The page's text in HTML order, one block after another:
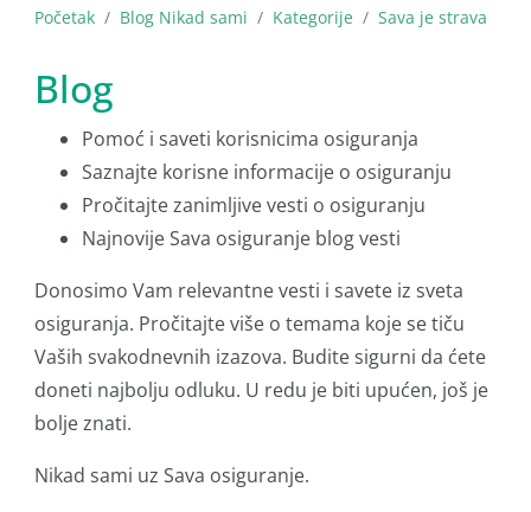
Početak Blog Nikad sami Kategorije Sava je strava
Blog
Pomoć i saveti korisnicima osiguranja
Saznajte korisne informacije o osiguranju
Pročitajte zanimljive vesti o osiguranju
Najnovije Sava osiguranje blog vesti
Donosimo Vam relevantne vesti i savete iz sveta
osiguranja. Pročitajte više o temama koje se tiču
Vaših svakodnevnih izazova. Budite sigurni da ćete
doneti najbolju odluku. U redu je biti upućen, još je
bolje znati.
Nikad sami uz Sava osiguranje.